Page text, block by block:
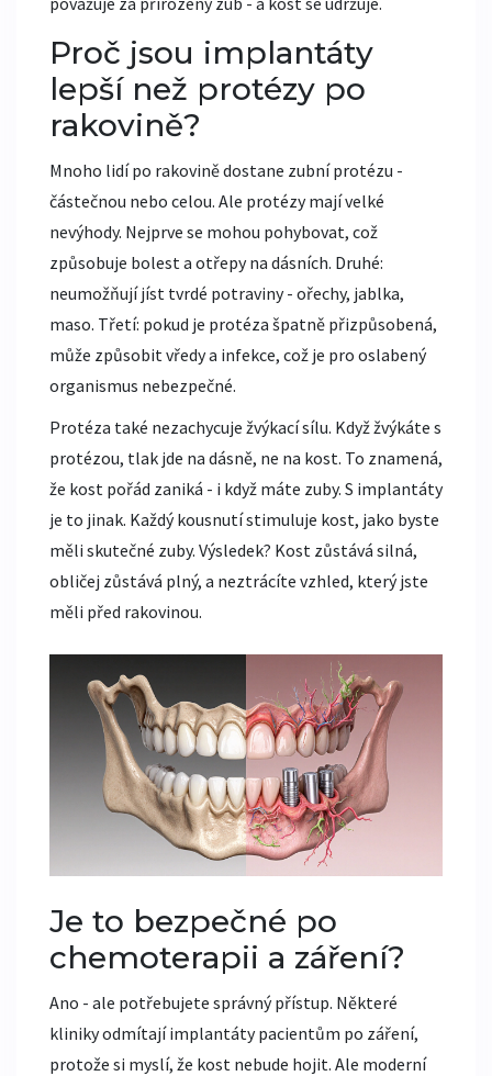
Proč jsou implantáty
lepší než protézy po
rakovině?
Mnoho lidí po rakovině dostane zubní protézu -
částečnou nebo celou. Ale protézy mají velké
nevýhody. Nejprve se mohou pohybovat, což
způsobuje bolest a otřepy na dásních. Druhé:
neumožňují jíst tvrdé potraviny - ořechy, jablka,
maso. Třetí: pokud je protéza špatně přizpůsobená,
může způsobit vředy a infekce, což je pro oslabený
organismus nebezpečné.
Protéza také nezachycuje žvýkací sílu. Když žvýkáte s
protézou, tlak jde na dásně, ne na kost. To znamená,
že kost pořád zaniká - i když máte zuby. S implantáty
je to jinak. Každý kousnutí stimuluje kost, jako byste
měli skutečné zuby. Výsledek? Kost zůstává silná,
obličej zůstává plný, a neztrácíte vzhled, který jste
měli před rakovinou.
Je to bezpečné po
chemoterapii a záření?
Ano - ale potřebujete správný přístup. Některé
kliniky odmítají implantáty pacientům po záření,
protože si myslí, že kost nebude hojit. Ale moderní